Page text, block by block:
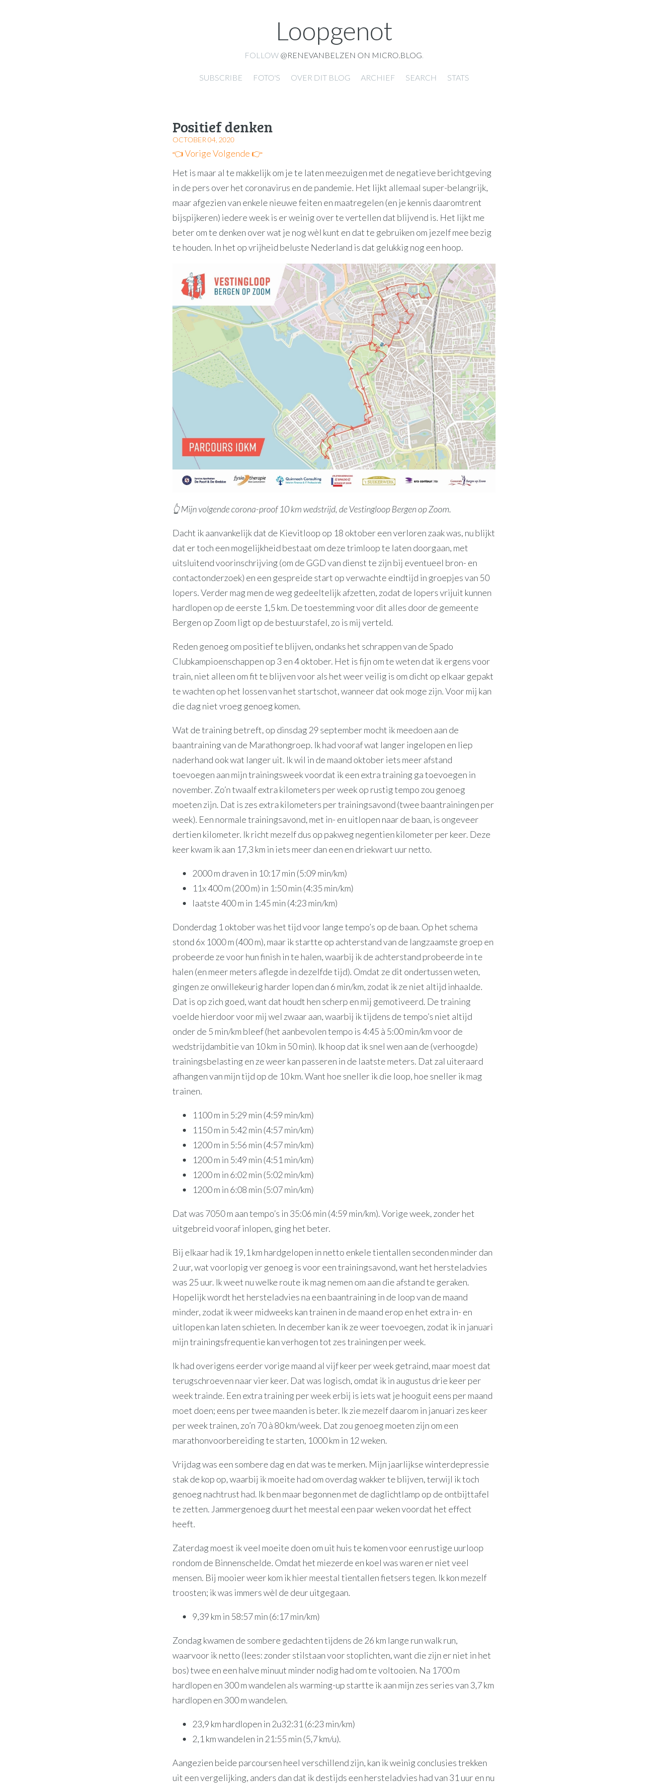
Loopgenot
FOLLOW @RENEVANBELZEN ON MICRO.BLOG.
SUBSCRIBE FOTO'S OVER DIT BLOG ARCHIEF SEARCH STATS
Positief denken
OCTOBER 04, 2020
👈 VorigeVolgende 👉
Het is maar al te makkelijk om je te laten meezuigen met de negatieve berichtgeving
in de pers over het coronavirus en de pandemie. Het lijkt allemaal super-belangrijk,
maar afgezien van enkele nieuwe feiten en maatregelen (en je kennis daaromtrent
bijspijkeren) iedere week is er weinig over te vertellen dat blijvend is. Het lijkt me
beter om te denken over wat je nog wèl kunt en dat te gebruiken om jezelf mee bezig
te houden. In het op vrijheid beluste Nederland is dat gelukkig nog een hoop.
👆 Mijn volgende corona-proof 10 km wedstrijd, de Vestingloop Bergen op Zoom.
Dacht ik aanvankelijk dat de Kievitloop op 18 oktober een verloren zaak was, nu blijkt
dat er toch een mogelijkheid bestaat om deze trimloop te laten doorgaan, met
uitsluitend voorinschrijving (om de GGD van dienst te zijn bij eventueel bron- en
contactonderzoek) en een gespreide start op verwachte eindtijd in groepjes van 50
lopers. Verder mag men de weg gedeeltelijk afzetten, zodat de lopers vrijuit kunnen
hardlopen op de eerste 1,5 km. De toestemming voor dit alles door de gemeente
Bergen op Zoom ligt op de bestuurstafel, zo is mij verteld.
Reden genoeg om positief te blijven, ondanks het schrappen van de Spado
Clubkampioenschappen op 3 en 4 oktober. Het is fijn om te weten dat ik ergens voor
train, niet alleen om fit te blijven voor als het weer veilig is om dicht op elkaar gepakt
te wachten op het lossen van het startschot, wanneer dat ook moge zijn. Voor mij kan
die dag niet vroeg genoeg komen.
Wat de training betreft, op dinsdag 29 september mocht ik meedoen aan de
baantraining van de Marathongroep. Ik had vooraf wat langer ingelopen en liep
naderhand ook wat langer uit. Ik wil in de maand oktober iets meer afstand
toevoegen aan mijn trainingsweek voordat ik een extra training ga toevoegen in
november. Zo’n twaalf extra kilometers per week op rustig tempo zou genoeg
moeten zijn. Dat is zes extra kilometers per trainingsavond (twee baantrainingen per
week). Een normale trainingsavond, met in- en uitlopen naar de baan, is ongeveer
dertien kilometer. Ik richt mezelf dus op pakweg negentien kilometer per keer. Deze
keer kwam ik aan 17,3 km in iets meer dan een en driekwart uur netto.
2000 m draven in 10:17 min (5:09 min/km)
11x 400 m (200 m) in 1:50 min (4:35 min/km)
laatste 400 m in 1:45 min (4:23 min/km)
Donderdag 1 oktober was het tijd voor lange tempo’s op de baan. Op het schema
stond 6x 1000 m (400 m), maar ik startte op achterstand van de langzaamste groep en
probeerde ze voor hun finish in te halen, waarbij ik de achterstand probeerde in te
halen (en meer meters aflegde in dezelfde tijd). Omdat ze dit ondertussen weten,
gingen ze onwillekeurig harder lopen dan 6 min/km, zodat ik ze niet altijd inhaalde.
Dat is op zich goed, want dat houdt hen scherp en mij gemotiveerd. De training
voelde hierdoor voor mij wel zwaar aan, waarbij ik tijdens de tempo’s niet altijd
onder de 5 min/km bleef (het aanbevolen tempo is 4:45 à 5:00 min/km voor de
wedstrijdambitie van 10 km in 50 min). Ik hoop dat ik snel wen aan de (verhoogde)
trainingsbelasting en ze weer kan passeren in de laatste meters. Dat zal uiteraard
afhangen van mijn tijd op de 10 km. Want hoe sneller ik die loop, hoe sneller ik mag
trainen.
1100 m in 5:29 min (4:59 min/km)
1150 m in 5:42 min (4:57 min/km)
1200 m in 5:56 min (4:57 min/km)
1200 m in 5:49 min (4:51 min/km)
1200 m in 6:02 min (5:02 min/km)
1200 m in 6:08 min (5:07 min/km)
Dat was 7050 m aan tempo’s in 35:06 min (4:59 min/km). Vorige week, zonder het
uitgebreid vooraf inlopen, ging het beter.
Bij elkaar had ik 19,1 km hardgelopen in netto enkele tientallen seconden minder dan
2 uur, wat voorlopig ver genoeg is voor een trainingsavond, want het hersteladvies
was 25 uur. Ik weet nu welke route ik mag nemen om aan die afstand te geraken.
Hopelijk wordt het hersteladvies na een baantraining in de loop van de maand
minder, zodat ik weer midweeks kan trainen in de maand erop en het extra in- en
uitlopen kan laten schieten. In december kan ik ze weer toevoegen, zodat ik in januari
mijn trainingsfrequentie kan verhogen tot zes trainingen per week.
Ik had overigens eerder vorige maand al vijf keer per week getraind, maar moest dat
terugschroeven naar vier keer. Dat was logisch, omdat ik in augustus drie keer per
week trainde. Een extra training per week erbij is iets wat je hooguit eens per maand
moet doen; eens per twee maanden is beter. Ik zie mezelf daarom in januari zes keer
per week trainen, zo’n 70 à 80 km/week. Dat zou genoeg moeten zijn om een
marathonvoorbereiding te starten, 1000 km in 12 weken.
Vrijdag was een sombere dag en dat was te merken. Mijn jaarlijkse winterdepressie
stak de kop op, waarbij ik moeite had om overdag wakker te blijven, terwijl ik toch
genoeg nachtrust had. Ik ben maar begonnen met de daglichtlamp op de ontbijttafel
te zetten. Jammergenoeg duurt het meestal een paar weken voordat het effect
heeft.
Zaterdag moest ik veel moeite doen om uit huis te komen voor een rustige uurloop
rondom de Binnenschelde. Omdat het miezerde en koel was waren er niet veel
mensen. Bij mooier weer kom ik hier meestal tientallen fietsers tegen. Ik kon mezelf
troosten; ik was immers wèl de deur uitgegaan.
9,39 km in 58:57 min (6:17 min/km)
Zondag kwamen de sombere gedachten tijdens de 26 km lange run walk run,
waarvoor ik netto (lees: zonder stilstaan voor stoplichten, want die zijn er niet in het
bos) twee en een halve minuut minder nodig had om te voltooien. Na 1700 m
hardlopen en 300 m wandelen als warming-up startte ik aan mijn zes series van 3,7 km
hardlopen en 300 m wandelen.
23,9 km hardlopen in 2u32:31 (6:23 min/km)
2,1 km wandelen in 21:55 min (5,7 km/u).
Aangezien beide parcoursen heel verschillend zijn, kan ik weinig conclusies trekken
uit een vergelijking, anders dan dat ik destijds een hersteladvies had van 31 uur en nu